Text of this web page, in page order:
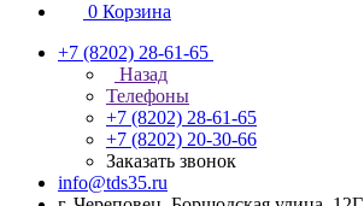
0 Корзина
+7 (8202) 28‑61-65
Назад
Телефоны
+7 (8202) 28‑61-65
+7 (8202) 20‑30-66
Заказать звонок
info@tds35.ru